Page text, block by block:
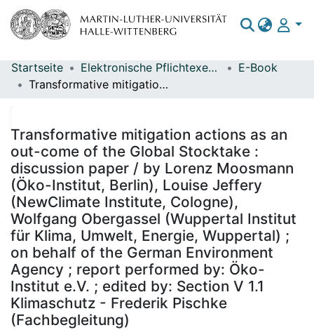
Bereiche & Sammlungen
Statistiken
Startseite Elektronische Pflichtexemplare
E-Book
Transformative mitigation actions as an out-come of the Global Stocktake : discussion paper / by Lorenz Moosmann (Öko-Institut, Berlin), Louise Jeffery (NewClimate Institute, Cologne), Wolfgang Obergassel (Wuppertal Institut für Klima, Umwelt, Energie, Wuppertal) ; on behalf of the German Environment Agency ; report performed by: Öko-Institut e.V. ; edited by: Section V 1.1 Klimaschutz - Frederik Pischke (Fachbegleitung)
Transformative mitigation actions as an
out-come of the Global Stocktake :
discussion paper / by Lorenz Moosmann
(Öko-Institut, Berlin), Louise Jeffery
(NewClimate Institute, Cologne),
Wolfgang Obergassel (Wuppertal Institut
für Klima, Umwelt, Energie, Wuppertal) ;
on behalf of the German Environment
Agency ; report performed by: Öko-
Institut e.V. ; edited by: Section V 1.1
Klimaschutz - Frederik Pischke
(Fachbegleitung)